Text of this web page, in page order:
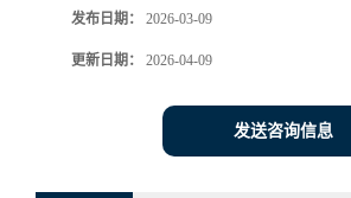
发布日期： 2026-03-09
更新日期： 2026-04-09
发送咨询信息